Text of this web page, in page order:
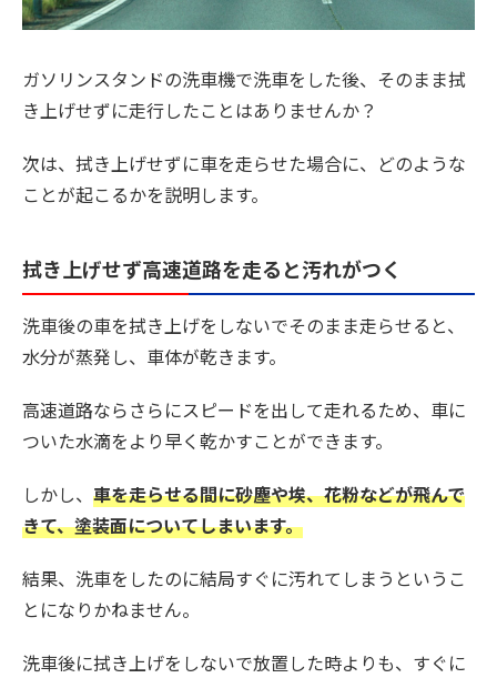
ガソリンスタンドの洗車機で洗車をした後、そのまま拭
き上げせずに走行したことはありませんか？
次は、拭き上げせずに車を走らせた場合に、どのような
ことが起こるかを説明します。
拭き上げせず高速道路を走ると汚れがつく
洗車後の車を拭き上げをしないでそのまま走らせると、
水分が蒸発し、車体が乾きます。
高速道路ならさらにスピードを出して走れるため、車に
ついた水滴をより早く乾かすことができます。
しかし、 車を走らせる間に砂塵や埃、花粉などが飛んで
きて、塗装面についてしまいます。
結果、洗車をしたのに結局すぐに汚れてしまうというこ
とになりかねません。
洗車後に拭き上げをしないで放置した時よりも、すぐに